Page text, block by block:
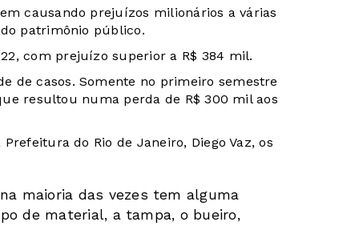
causando prejuízos milionários a várias
patrimônio público.
com prejuízo superior a R$ 384 mil.
de casos. Somente no primeiro semestre
resultou numa perda de R$ 300 mil aos
do Rio de Janeiro, Diego Vaz, os
maioria das vezes tem alguma
de material, a tampa, o bueiro,